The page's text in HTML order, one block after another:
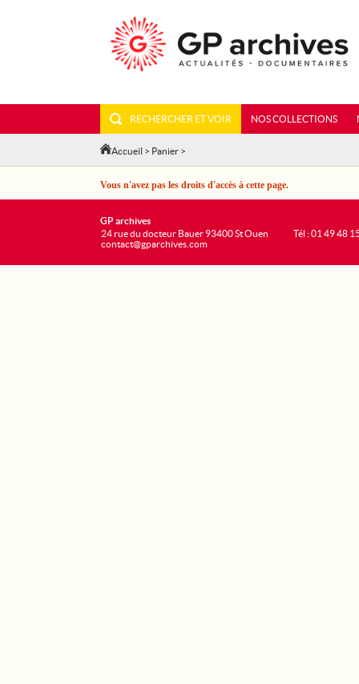
RECHERCHER ET VOIR NOS COLLECTIONS
Accueil > Panier >
Vous n'avez pas les droits d'accès à cette page.
GP archives
24 rue du docteur Bauer 93400 St Ouen
contact@gparchives.com
Tél : 01 49 48